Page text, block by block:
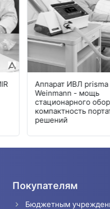
Аппарат ИВЛ prisma
Weinmann - мощь
стационарного
компактность
решений
Покупателям
Бюджетным